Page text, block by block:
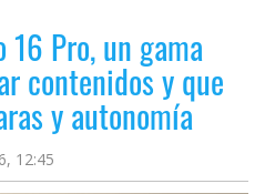
16 Pro, un gama
contenidos y que
y autonomía
12:45